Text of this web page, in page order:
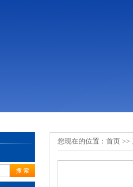
您现在的位置： 首页 >>